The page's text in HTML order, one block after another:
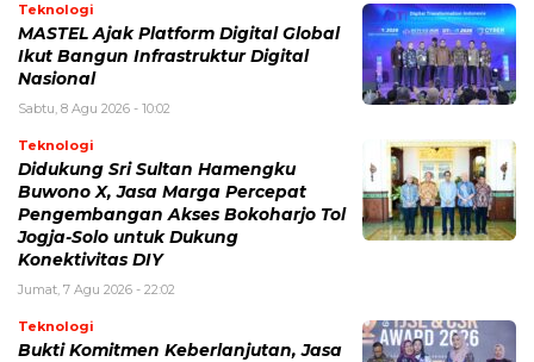
Teknologi
MASTEL Ajak Platform Digital Global
Ikut Bangun Infrastruktur Digital
Nasional
Sabtu, 8 Agu 2026 - 10:02
Teknologi
Didukung Sri Sultan Hamengku
Buwono X, Jasa Marga Percepat
Pengembangan Akses Bokoharjo Tol
Jogja-Solo untuk Dukung
Konektivitas DIY
Jumat, 7 Agu 2026 - 22:02
Teknologi
Bukti Komitmen Keberlanjutan, Jasa